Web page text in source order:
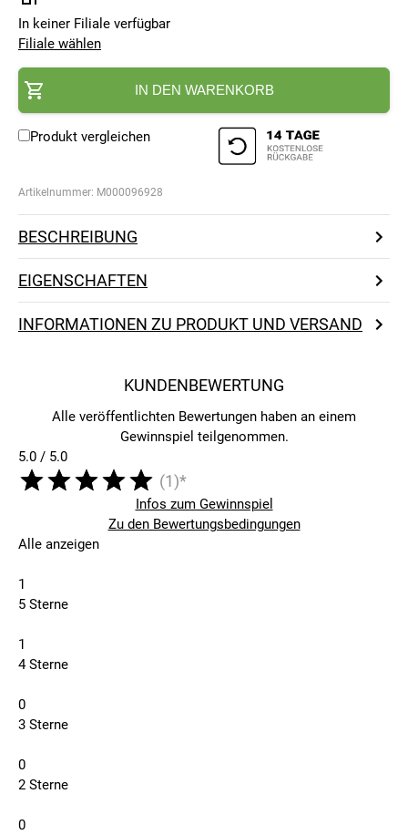
In keiner Filiale verfügbar
Filiale wählen
IN DEN WARENKORB
Produkt vergleichen
Artikelnummer: M000096928
BESCHREIBUNG
EIGENSCHAFTEN
INFORMATIONEN ZU PRODUKT UND VERSAND
KUNDENBEWERTUNG
Alle veröffentlichten Bewertungen haben an einem
Gewinnspiel teilgenommen.
5.0 / 5.0
(1)*
Infos zum Gewinnspiel
Zu den Bewertungsbedingungen
Alle anzeigen
1
5 Sterne
1
4 Sterne
0
3 Sterne
0
2 Sterne
0